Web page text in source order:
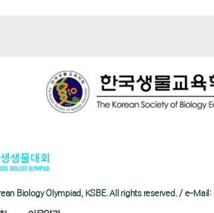
Biology Olympiad, KSBE. All rights reserved. / e-